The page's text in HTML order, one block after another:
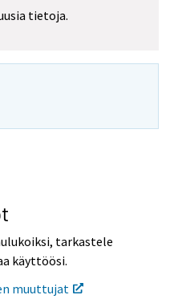
tietoja.
tarkastele
käyttöösi.
muuttujat